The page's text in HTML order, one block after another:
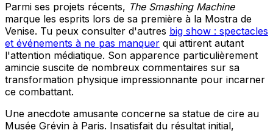
Parmi ses projets récents, The Smashing Machine
marque les esprits lors de sa première à la Mostra de
Venise. Tu peux consulter d'autres big show : spectacles
et événements à ne pas manquer qui attirent autant
l'attention médiatique. Son apparence particulièrement
amincie suscite de nombreux commentaires sur sa
transformation physique impressionnante pour incarner
ce combattant.
Une anecdote amusante concerne sa statue de cire au
Musée Grévin à Paris. Insatisfait du résultat initial,